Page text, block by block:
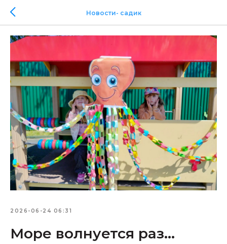
Новости- садик
2026-06-24 06:31
Море волнуется раз...